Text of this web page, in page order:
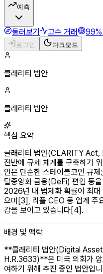
예측
둘러보기 고수 거래 99%
로그인 다크모드
클래리티 법안
클래리티 법안
핵심 요약
클래리티 법안(CLARITY Act,
전반에 규제 체계를 구축하기
안은 단순한 스테이블코인 규
탈중앙화 금융(DeFi) 편입 등
2026년 내 법제화 확률이 최
으며[3], 리플 CEO 등 업계 주
감을 보이고 있습니다[4].
배경 및 맥락
**클래리티 법안(Digital
H.R.3633)**은 미국 의회가 암
여하기 위해 추진 중인 법안입